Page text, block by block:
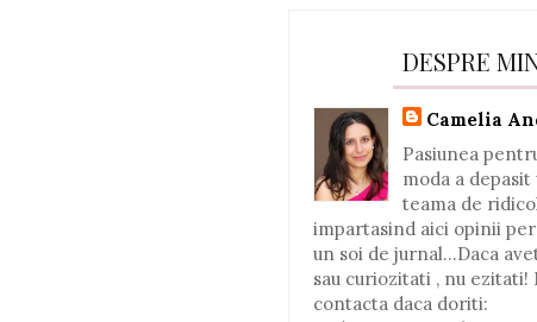
DESPRE
Camelia
Pasiunea
moda a depasit
teama de
impartasind aici opinii
un soi de jurnal...Daca
sau curiozitati , nu ezitati!
contacta daca doriti: